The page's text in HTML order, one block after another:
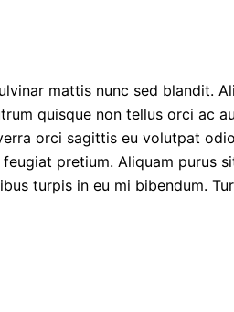
mattis nunc sed blandit.
quisque non tellus orci ac
orci sagittis eu volutpat
pretium. Aliquam purus
turpis in eu mi bibendum.